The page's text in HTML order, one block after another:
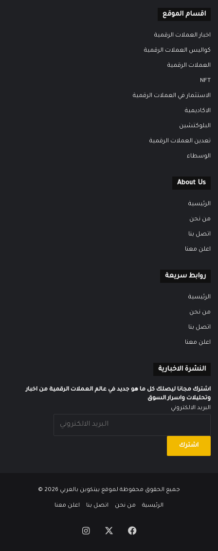
اقسام الموقع
اخبار العملات الرقمية
كواليس العملات الرقمية
العملات الرقمية
NFT
الاستثمار في العملات الرقمية
الاكاديمية
البلوكتشين
تعدين العملات الرقمية
الوسطاء
About Us
الرئيسية
من نحن
اتصل بنا
اعلن معنا
روابط سريعة
الرئيسية
من نحن
اتصل بنا
اعلن معنا
النشرة الاخبارية
اشترك مجانا ليصلك كل ما هو جديد في عالم العملات الرقمية من اخبار
وتحليلات واسرار السوق
البريد الالكتروني
جميع الحقوق محفوظة لموقع بيتكوين بالعربي
الرئيسية من نحن اتصل بنا اعلن معنا
فيسبوك انستقرام